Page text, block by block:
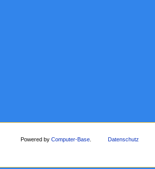
Powered byComputer-Base Datenschutz